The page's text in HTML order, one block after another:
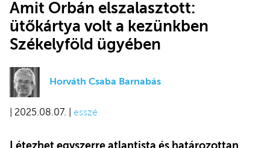
Amit Orbán elszalasztott:
ütőkártya volt a kezünkben
Székelyföld ügyében
Horváth Csaba Barnabás
| 2025.08.07. | esszé
Létezhet egyszerre atlantista és határozottan